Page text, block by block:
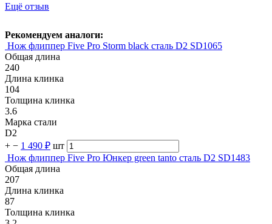
Ещё отзыв
Рекомендуем аналоги:
Нож флиппер Five Pro Storm black сталь D2 SD1065
Общая длина
240
Длина клинка
104
Толщина клинка
3.6
Марка стали
D2
+ − 1 490 ₽ шт
Нож флиппер Five Pro Юнкер green tanto сталь D2 SD1483
Общая длина
207
Длина клинка
87
Толщина клинка